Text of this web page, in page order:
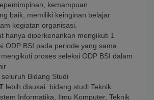
kemampuan
baik, memiliki keinginan belajar
kegiatan organisasi.
hanya diperkenankan mengikuti 1
ODP BSI pada periode yang sama
proses seleksi ODP BSI dalam
Bidang Studi
lebih disukai bidang studi Teknik
Informatika, Ilmu Komputer, Teknik